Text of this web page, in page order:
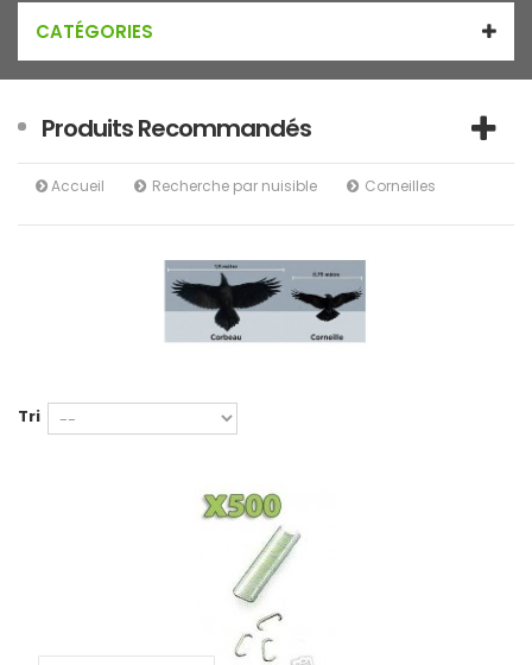
CATÉGORIES
Produits Recommandés
Accueil Recherche par nuisible Corneilles
Tri